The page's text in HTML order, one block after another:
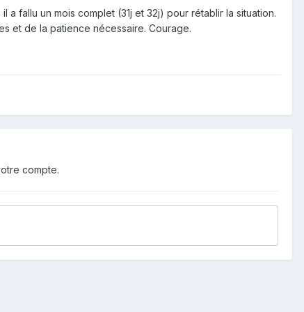
fallu un mois complet (31j et 32j) pour rétablir la situation.
et de la patience nécessaire. Courage.
compte.